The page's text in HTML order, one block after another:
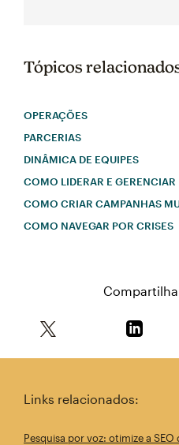
Tópicos
OPERAÇÕES
PARCERIAS
DINÂMICA DE EQUIPES
COMO LIDERAR E GERENCIAR
COMO CRIAR CAMPANHAS
COMO NAVEGAR POR CRISES
Links relacionados:
Pesquisa por voz: otimize a SEO